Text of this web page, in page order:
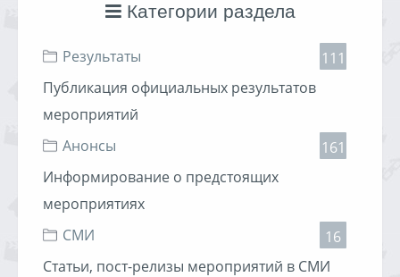
Категории раздела
Результаты
111
Публикация официальных результатов
мероприятий
Анонсы
161
Информирование о предстоящих
мероприятиях
СМИ
16
Статьи, пост-релизы мероприятий в СМИ
наиболее удачных на Ваш взгляд кадров
соответствующей тематики: "Асфальтовый спринт"
Так как выставку будем проводить целенаправленно,
для привлечение свежих сил как в виде участников, так и
1. Никакого негатива (ударенные автомобили, аварии и
2. В кадре не допустимо явного присутствия
алкогольных напитков.
3. Фотографии должны передавать динамичность,
позитив, восторг ... в общем тут все ясно. Должны быть
"вкусные" кадры. Что
16.03.2011, 07:51 1963 просмотра